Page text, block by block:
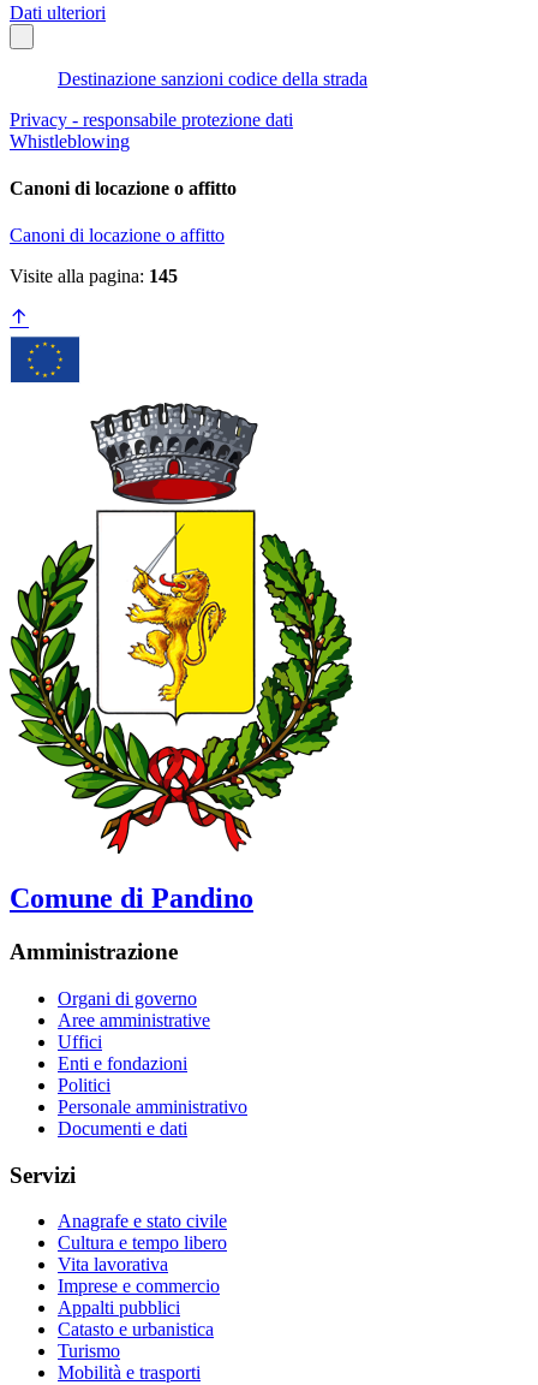
Dati ulteriori
Destinazione sanzioni codice della strada
Privacy - responsabile protezione dati
Whistleblowing
Canoni di locazione o affitto
Canoni di locazione o affitto
Visite alla pagina: 145
Comune di Pandino
Amministrazione
Organi di governo
Aree amministrative
Uffici
Enti e fondazioni
Politici
Personale amministrativo
Documenti e dati
Servizi
Anagrafe e stato civile
Cultura e tempo libero
Vita lavorativa
Imprese e commercio
Appalti pubblici
Catasto e urbanistica
Turismo
Mobilità e trasporti